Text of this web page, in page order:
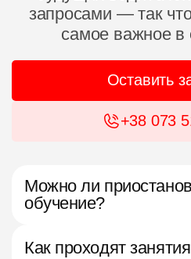
запросами — так
самое важное в
Оставить
+38 073
Можно ли
обучение?
Как проходят